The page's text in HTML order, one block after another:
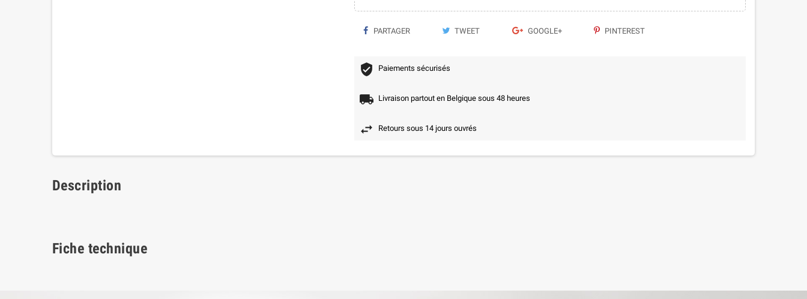
PARTAGER TWEET GOOGLE+ PINTEREST
Paiements sécurisés
Livraison partout en Belgique sous 48 heures
Retours sous 14 jours ouvrés
Description
Fiche technique